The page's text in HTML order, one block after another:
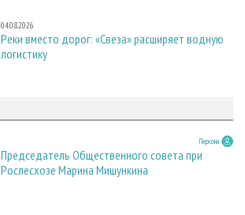
04.08.2026
Реки вместо дорог: «Свеза» расширяет водную
логистику
Персона
Председатель Общественного совета при
Рослесхозе Марина Мишункина